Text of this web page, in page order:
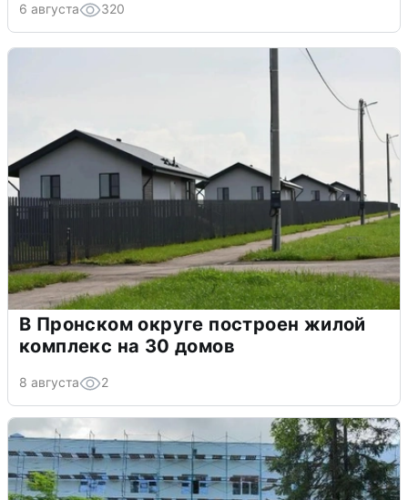
6 августа 320
В Пронском округе построен жилой
комплекс на 30 домов
8 августа 2